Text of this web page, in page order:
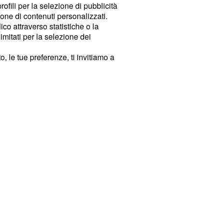
per la selezione di pubblicità
di contenuti personalizzati.
attraverso statistiche o la
per la selezione dei
le tue preferenze, ti invitiamo a